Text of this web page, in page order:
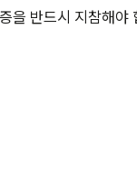
을 반드시 지참해야